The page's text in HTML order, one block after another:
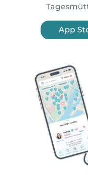
App